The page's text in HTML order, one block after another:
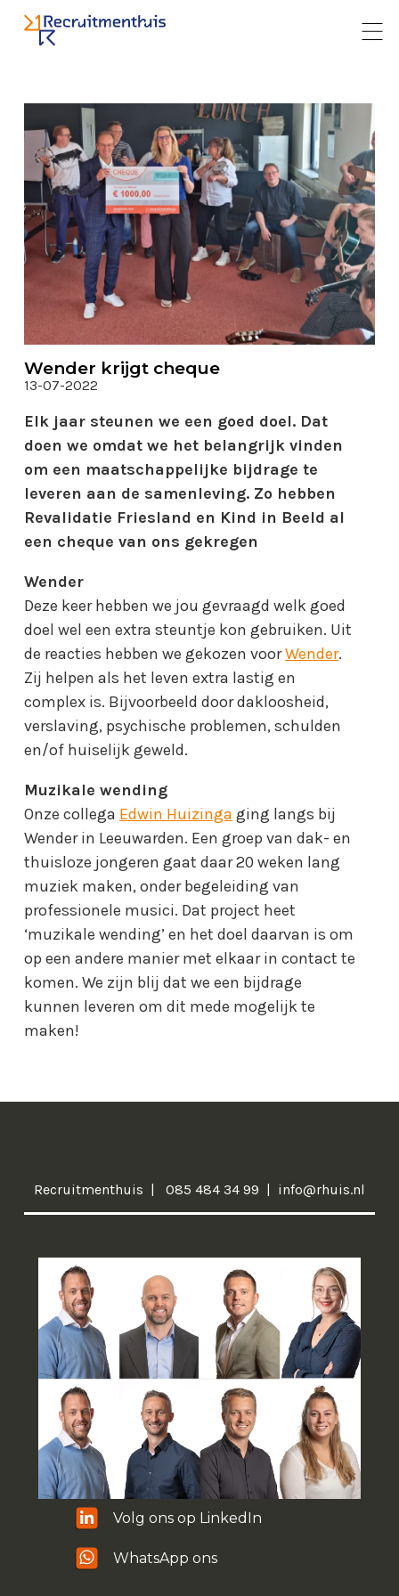
Wender krijgt cheque
13-07-2022
Elk jaar steunen we een goed doel. Dat
doen we omdat we het belangrijk vinden
om een maatschappelijke bijdrage te
leveren aan de samenleving. Zo hebben
Revalidatie Friesland en Kind in Beeld al
een cheque van ons gekregen
Wender
Deze keer hebben we jou gevraagd welk goed
doel wel een extra steuntje kon gebruiken. Uit
de reacties hebben we gekozen voorWender.
Zij helpen als het leven extra lastig en
complex is. Bijvoorbeeld door dakloosheid,
verslaving, psychische problemen, schulden
en/of huiselijk geweld.
Muzikale wending
Onze collega Edwin Huizinga ging langs bij
Wender in Leeuwarden. Een groep van dak- en
thuisloze jongeren gaat daar 20 weken lang
muziek maken, onder begeleiding van
professionele musici. Dat project heet
‘muzikale wending’ en het doel daarvan is om
op een andere manier met elkaar in contact te
komen. We zijn blij dat we een bijdrage
kunnen leveren om dit mede mogelijk te
maken!
Recruitmenthuis 085 484 34 99 info@rhuis.nl
Volg ons op LinkedIn
WhatsApp ons